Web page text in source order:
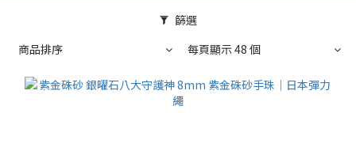
篩選
商品排序
每頁顯示 48 個